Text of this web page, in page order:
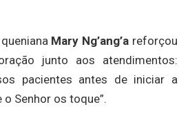
Mary Ng’ang’a reforçou
junto aos atendimentos:
pacientes antes de iniciar a
Senhor os toque”.